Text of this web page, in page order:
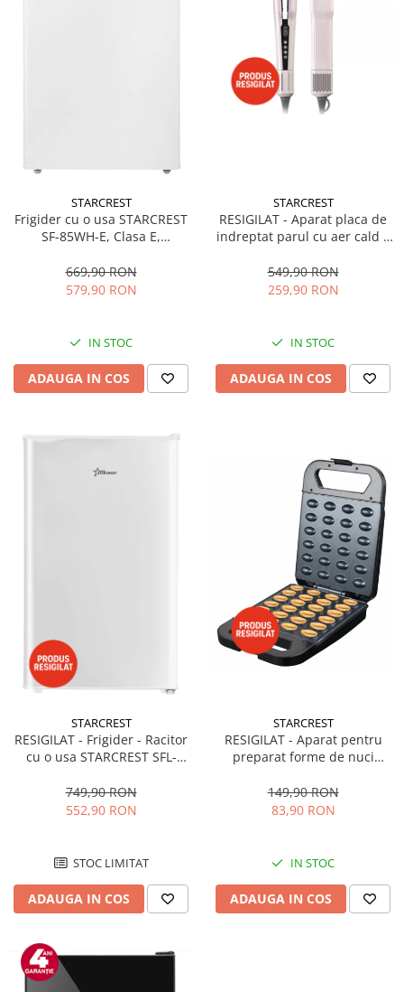
STARCREST
Frigider cu o usa STARCREST
SF-85WH-E, Clasa E,
interioara, Compartiment
gheata, H 82 cm, Alb
669,90 RON
579,90 RON
IN STOC
ADAUGA IN COS
STARCREST
RESIGILAT - Aparat placa de
indreptat parul cu aer cald 2
1300 W, Uscare si indreptare,
Afisaj LCD, Tehnologie cu ioni
549,90 RON
259,90 RON
IN STOC
ADAUGA IN COS
STARCREST
RESIGILAT - Frigider - Racitor
cu o usa STARCREST SFL-
92L, Iluminare interioara,H 83
cm, Alb
749,90 RON
552,90 RON
STOC LIMITAT
ADAUGA IN COS
STARCREST
RESIGILAT - Aparat pentru
preparat forme de nuci
forme, 1400W, Indicator
luminos, Placi antiaderente,
149,90 RON
83,90 RON
IN STOC
ADAUGA IN COS